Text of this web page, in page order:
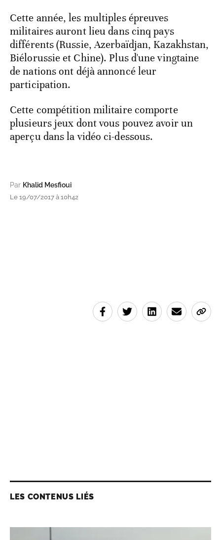
Cette année, les multiples épreuves
militaires auront lieu dans cinq pays
différents (Russie, Azerbaïdjan, Kazakhstan,
Biélorussie et Chine). Plus d'une vingtaine
de nations ont déjà annoncé leur
participation.
Cette compétition militaire comporte
plusieurs jeux dont vous pouvez avoir un
aperçu dans la vidéo ci-dessous.
Par Khalid Mesfioui
Le 19/07/2017 à 10h42
LES CONTENUS LIÉS